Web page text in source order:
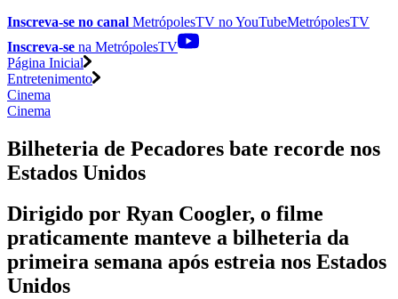
Inscreva-se no canal MetrópolesTV noYouTubeMetrópolesTV
Inscreva-se na MetrópolesTV
Página Inicial
Entretenimento
Cinema
Cinema
Bilheteria de Pecadores bate recorde nos
Estados Unidos
Dirigido por Ryan Coogler, o filme
praticamente manteve a bilheteria da
primeira semana após estreia nos Estados
Unidos